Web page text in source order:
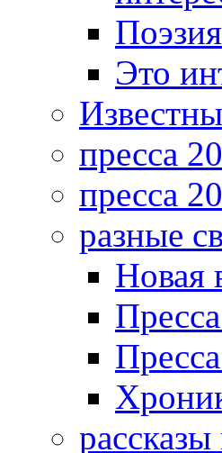
Это
пресса
пресса
разные
Новая